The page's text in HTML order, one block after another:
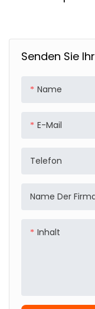
Senden Sie
Name
E-Mail
Telefon
Name Der
Inhalt
Kordelstring-
Für Sport